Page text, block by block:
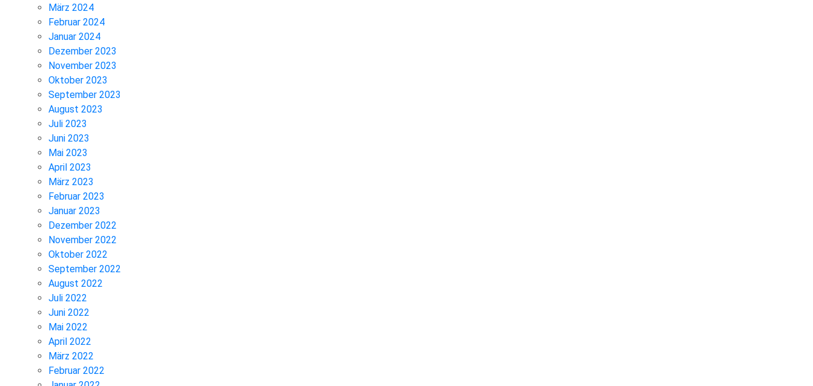
März 2024
Februar 2024
Januar 2024
Dezember 2023
November 2023
Oktober 2023
September 2023
August 2023
Juli 2023
Juni 2023
Mai 2023
April 2023
März 2023
Februar 2023
Januar 2023
Dezember 2022
November 2022
Oktober 2022
September 2022
August 2022
Juli 2022
Juni 2022
Mai 2022
April 2022
März 2022
Februar 2022